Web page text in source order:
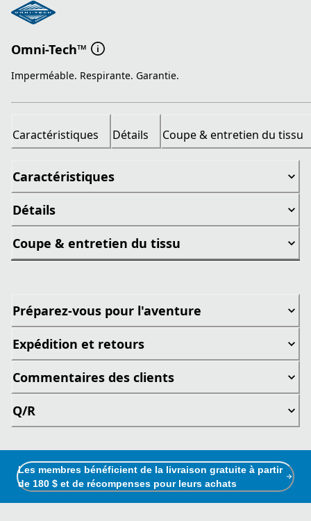
Omni-Tech™
Imperméable. Respirante. Garantie.
Caractéristiques Détails Coupe & entretien du tissu
Caractéristiques
Détails
Coupe & entretien du tissu
Préparez-vous pour l'aventure
Expédition et retours
Commentaires des clients
Q/R
Les membres bénéficient de la livraison gratuite à partir
de 180 $ et de récompenses pour leurs achats